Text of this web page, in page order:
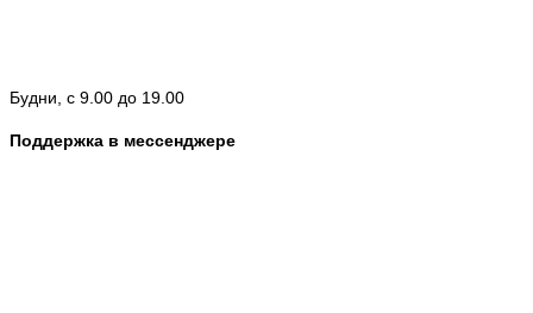
Будни, с 9.00 до 19.00
Поддержка в мессенджере